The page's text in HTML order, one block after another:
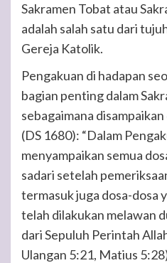
Sakramen Tobat atau
adalah salah satu dari
Gereja Katolik.
Pengakuan di hadapan
bagian penting dalam
sebagaimana
(DS 1680): “Dalam
menyampaikan semua
sadari setelah
termasuk juga dosa-dosa
telah dilakukan melawan
dari Sepuluh Perintah
Ulangan 5:21, Matius